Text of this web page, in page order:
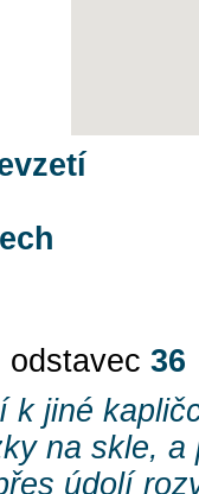
odstavec 36
k jiné
na skle, a
údolí